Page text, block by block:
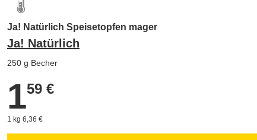
Ja! Natürlich Speisetopfen mager
Ja! Natürlich
250 g Becher
1,59 €
159 €
1 kg 6,36 €